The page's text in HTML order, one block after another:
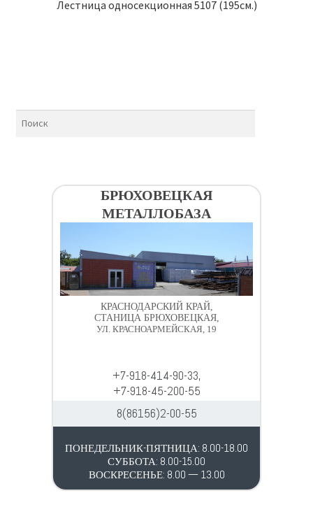
Лестница односекционная 5107 (195см.)
БРЮХОВЕЦКАЯ
МЕТАЛЛОБАЗА
КРАСНОДАРСКИЙ КРАЙ,
СТАНИЦА БРЮХОВЕЦКАЯ,
УЛ. КРАСНОАРМЕЙСКАЯ, 19
+7-918-414-90-33,
+7-918-45-200-55
8(86156)2-00-55
ПОНЕДЕЛЬНИК-ПЯТНИЦА: 8.00-18.00
СУББОТА: 8.00-15.00
ВОСКРЕСЕНЬЕ: 8.00 — 13.00